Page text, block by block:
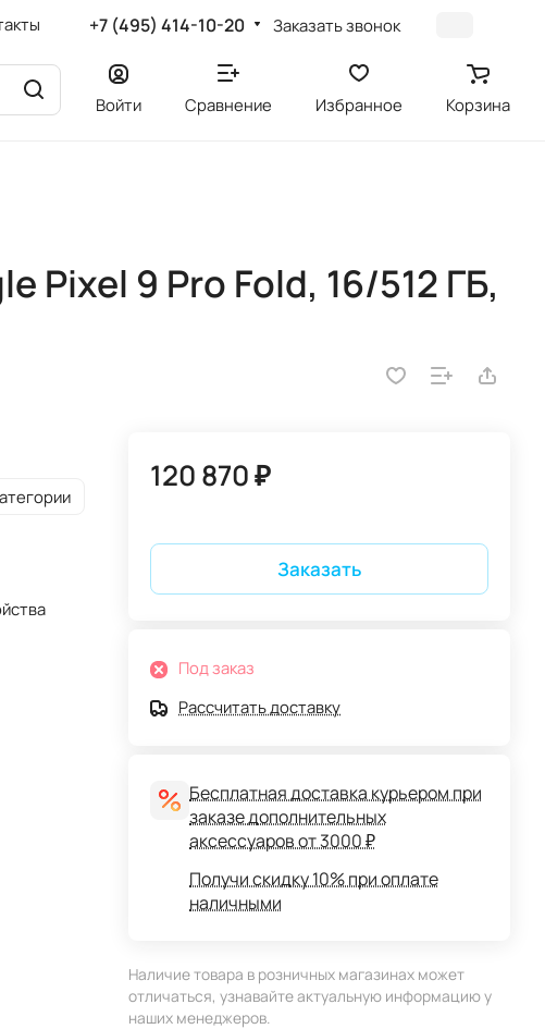
+7 (495) 414-10-20 Заказать звонок
Войти Сравнение Избранное Корзина
Pixel 9 Pro Fold, 16/512 ГБ,
120 870 ₽
Заказать
Под заказ
Рассчитать доставку
Бесплатная доставка курьером при
заказе дополнительных
аксессуаров от 3000 ₽
Получи скидку 10% при оплате
наличными
Наличие товара в розничных магазинах может
отличаться, узнавайте актуальную информацию у
наших менеджеров.